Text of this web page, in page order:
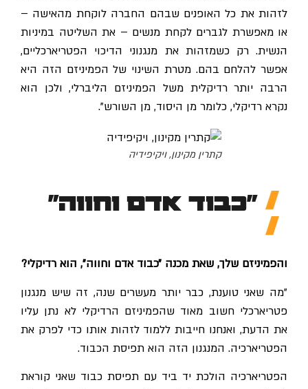
לזהות את כל האופנים שבהם החברה לוקחת מהאישה –
או מאפשרת לגברים לקחת מנשים – את השליטה במיניות
הנשית. רק כשמזהות את מנגנוני הדיכוי הפטריארכליים,
אפשר להלחם בהם. מטרת השינוי של הפמיניזם הזה היא
הרבה יותר רדיקלית משל הפמיניזם הליברלי, ולכן הוא
נקרא רדיקלי, כלומר מן היסוד, מן השורש".
קתרין מקינון, ויקיפידיה
"כבוד אדם וחווה"
והפמיניזם שלך, שאת מכנה ״כבוד אדם וחווה״, הוא רדיקלי?
"מה שאני טוענת, כבר יותר מעשרים שנה, זה שיש מנגנון
פטריארכלי חשוב מאוד שהפמיניזם הרדיקלי לא נתן עליו
את הדעת, ואנחנו חייבות ללמוד לזהות אותו כדי לפרק את
הפטריארכיה. המנגנון הזה הוא תפיסת הכבוד.
הפטריארכיה הולכת יד ביד עם תפיסת כבוד שאני קוראת